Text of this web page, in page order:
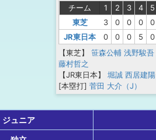
チーム 1 2 3 4 5
東芝
3 0 0 0 0
JR東日本
0 0 0 5 0
【東芝】
笹森公輔 浅野駿吾
藤村哲之
【JR東日本】
堀誠 西居建陽
[本塁打] 菅田 大介（J）
ジュニア